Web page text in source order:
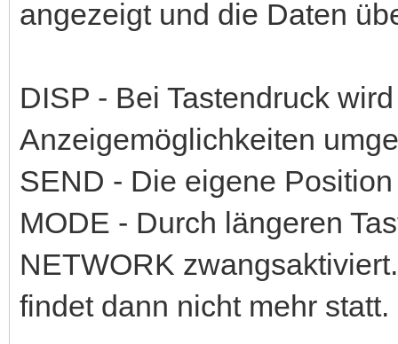
angezeigt und die Daten
DISP - Bei Tastendruck
Anzeigemöglichkeiten
SEND - Die eigene
MODE - Durch längeren
NETWORK
findet dann nicht mehr statt.